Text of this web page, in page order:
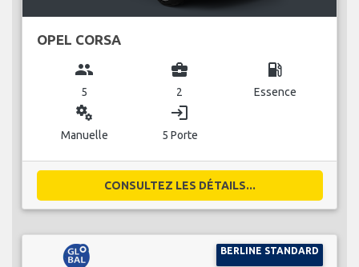
OPEL CORSA
group
5
business_center
2
local_gas_station
Essence
miscellaneous_services
Manuelle
login
5 Porte
CONSULTEZ LES DÉTAILS...
BERLINE STANDARD